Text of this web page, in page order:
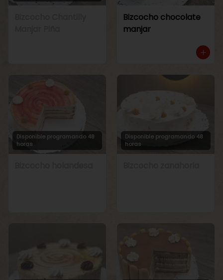
Bizcocho chocolate
manjar
Disponible programando 48
horas
Disponible programando 48
horas